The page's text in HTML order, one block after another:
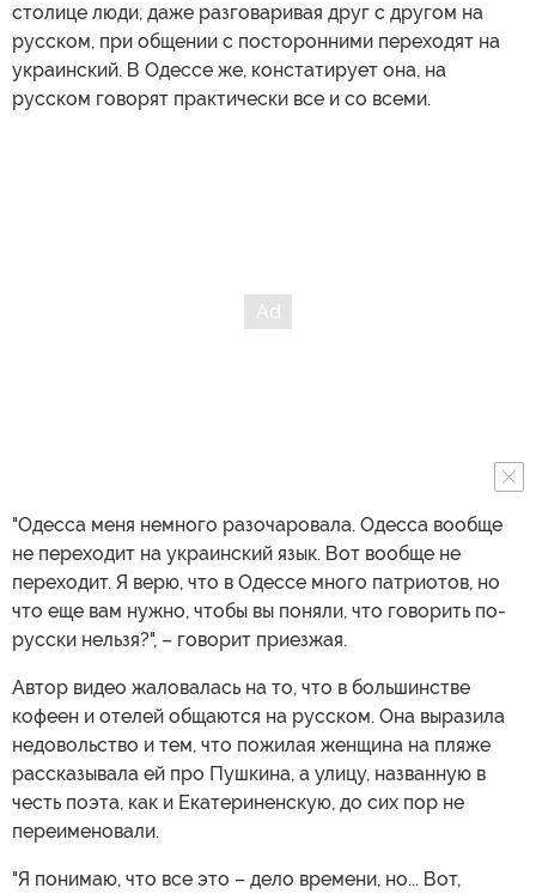
столице люди, даже разговаривая друг с другом на
русском, при общении с посторонними переходят на
украинский. В Одессе же, констатирует она, на
русском говорят практически все и со всеми.
"Одесса меня немного разочаровала. Одесса вообще
не переходит на украинский язык. Вот вообще не
переходит. Я верю, что в Одессе много патриотов, но
что еще вам нужно, чтобы вы поняли, что говорить по-
русски нельзя?", – говорит приезжая.
Автор видео жаловалась на то, что в большинстве
кофеен и отелей общаются на русском. Она выразила
недовольство и тем, что пожилая женщина на пляже
рассказывала ей про Пушкина, а улицу, названную в
честь поэта, как и Екатериненскую, до сих пор не
переименовали.
"Я понимаю, что все это – дело времени, но... Вот,